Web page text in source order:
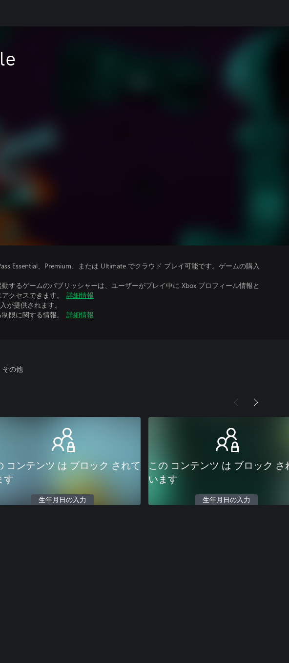
Essential、Premium、または Ultimate でクラウド プレイ可能です。ゲームの購入
するゲームのパブリッシャーは、ユーザーがプレイ中に Xbox プロフィール情報と
クセスできます。
詳細情報
が提供されます。
限に関する情報。
詳細情報
その他
コンテンツ は ブロック されて
す
生年月日の入力
この コンテンツ は ブロック さ
います
生年月日の入力